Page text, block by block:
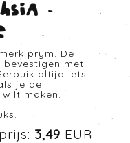
-
prym. De
bevestigen met
altijd iets
je de
maken.
3,49 EUR